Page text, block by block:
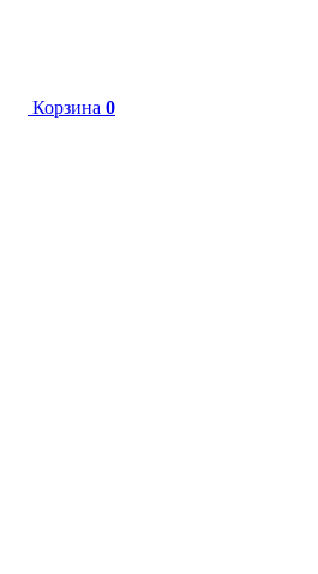
Корзина 0